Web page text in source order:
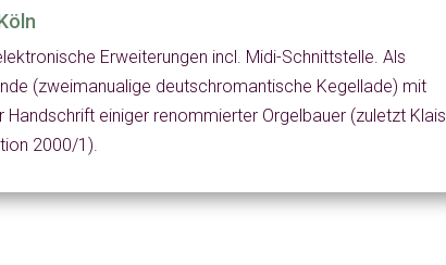
Erweiterungen incl. Midi-Schnittstelle. Als
(zweimanualige deutschromantische Kegellade) mit
einiger renommierter Orgelbauer (zuletzt Klais
2000/1).